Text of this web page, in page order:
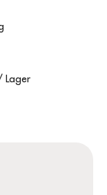
Lager